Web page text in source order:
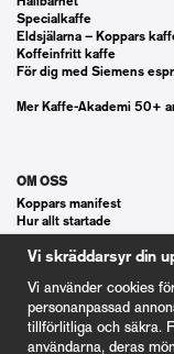
Specialkaffe
Eldsjälarna – Koppars
Koffeinfritt kaffe
För dig med Siemens
Mer Kaffe-Akademi 50+
OM OSS
Koppars manifest
Hur allt startade
Våra gästspel
Kontakt
Cookie Inställningar
Vi skräddarsyr din
Vi använder cookies
personanpassad
tillförlitliga och säkra.
användarna, deras